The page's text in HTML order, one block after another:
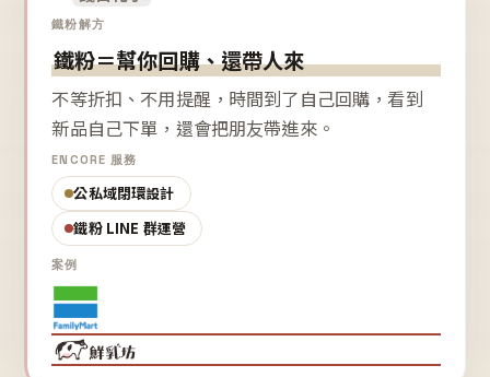
鐵粉解方
鐵粉＝幫你回購、還帶人來
不等折扣、不用提醒，時間到了自己回購，看到
新品自己下單，還會把朋友帶進來。
ENCORE 服務
公私域閉環設計
鐵粉 LINE 群運營
案例